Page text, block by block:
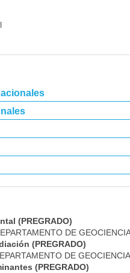
(PREGRADO)
DE
(PREGRADO)
DE
(PREGRADO)